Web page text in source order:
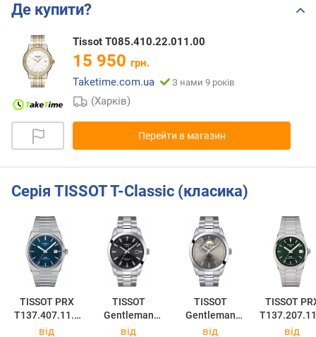
Де купити?
Tissot T085.410.22.011.00
15 950 грн.
Taketime.com.ua
З нами 9 років
(Харків)
Перейти в магазин
Серія TISSOT T-Classic (класика)
TISSOT PRX
T137.407.11.0
41.00
TISSOT
Gentleman
Powermatic 80
TISSOT
Gentleman
Powermatic 80
TISSOT
91.00
від
від
від
від